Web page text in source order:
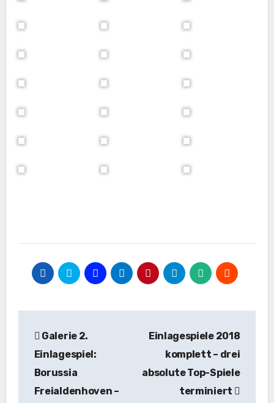
Galerie 2.
Einlagespiel:
Borussia
Freialdenhoven –
Einlagespiele 2018
komplett – drei
absolute Top-Spiele
terminiert